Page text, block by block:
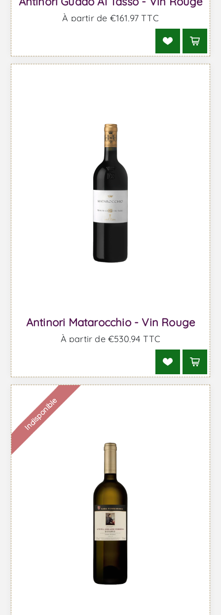
À partir de €161,97 TTC
Antinori Matarocchio - Vin Rouge
À partir de €530,94 TTC
Indisponible